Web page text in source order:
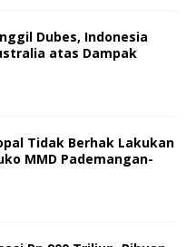
Dubes, Indonesia
atas Dampak
Tidak Berhak Lakukan
MMD Pademangan-